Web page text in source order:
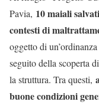
Pavia, 10 maiali
contesti di
oggetto di
seguito della scoperta
la struttura. Tra questi,
buone condizioni